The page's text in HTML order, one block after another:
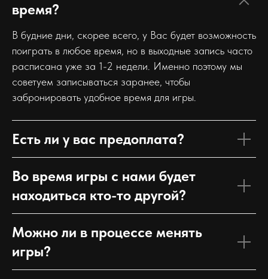
время?
В будние дни, скорее всего, у Вас будет возможность
поиграть в любое время, но в выходные запись часто
расписана уже за 1-2 недели. Именно поэтому мы
советуем записываться заранее, чтобы
забронировать удобное время для игры.
Есть ли у вас предоплата?
Во время игры с нами будет
находиться кто-то другой?
Можно ли в процессе менять
игры?